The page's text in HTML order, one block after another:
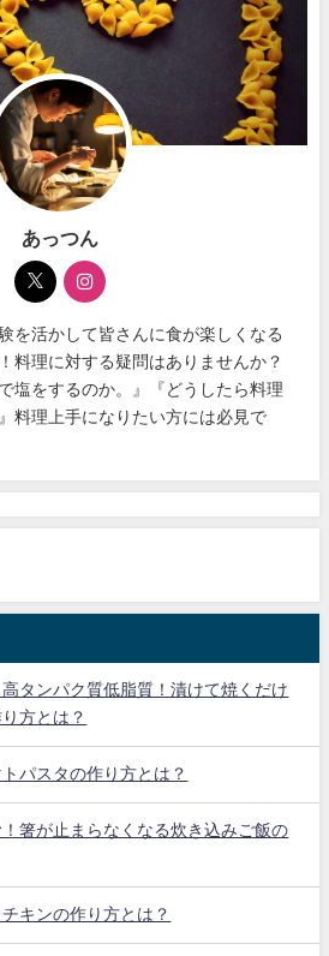
あっつん
を活かして皆さんに食が楽しくなる
料理に対する疑問はありませんか？
塩をするのか。』『どうしたら料理
料理上手になりたい方には必見で
高タンパク質低脂質！漬けて焼くだけ
方とは？
パスタの作り方とは？
箸が止まらなくなる炊き込みご飯の
キンの作り方とは？